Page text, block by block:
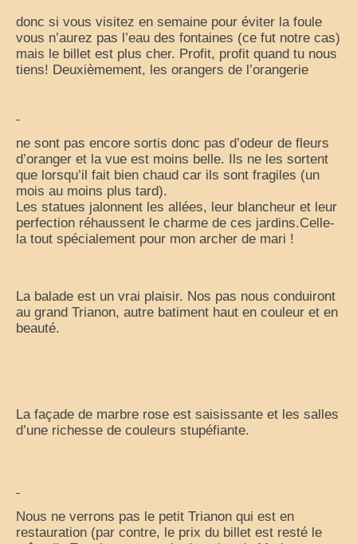
donc si vous visitez en semaine pour éviter la foule
vous n’aurez pas l’eau des fontaines (ce fut notre cas)
mais le billet est plus cher. Profit, profit quand tu nous
tiens! Deuxièmement, les orangers de l’orangerie
ne sont pas encore sortis donc pas d’odeur de fleurs
d’oranger et la vue est moins belle. Ils ne les sortent
que lorsqu’il fait bien chaud car ils sont fragiles (un
mois au moins plus tard).
Les statues jalonnent les allées, leur blancheur et leur
perfection réhaussent le charme de ces jardins.Celle-
la tout spécialement pour mon archer de mari !
La balade est un vrai plaisir. Nos pas nous conduiront
au grand Trianon, autre batiment haut en couleur et en
beauté.
La façade de marbre rose est saisissante et les salles
d’une richesse de couleurs stupéfiante.
Nous ne verrons pas le petit Trianon qui est en
restauration (par contre, le prix du billet est resté le